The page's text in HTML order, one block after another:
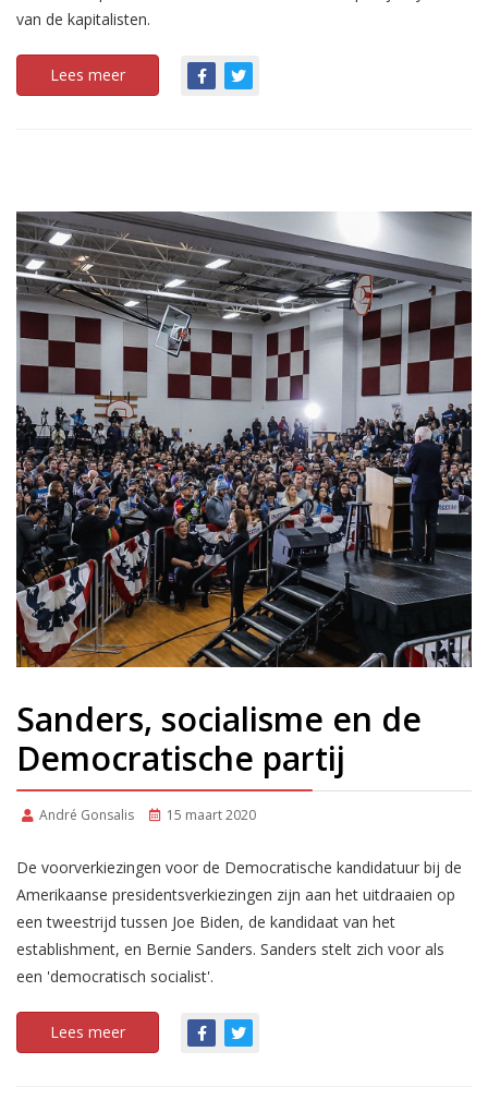
van de kapitalisten.
Lees meer
Sanders, socialisme en de
Democratische partij
André Gonsalis 15 maart 2020
De voorverkiezingen voor de Democratische kandidatuur bij de
Amerikaanse presidentsverkiezingen zijn aan het uitdraaien op
een tweestrijd tussen Joe Biden, de kandidaat van het
establishment, en Bernie Sanders. Sanders stelt zich voor als
een 'democratisch socialist'.
Lees meer